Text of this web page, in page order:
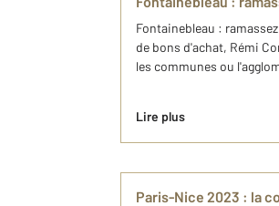
Fontainebleau :
de bons d'achat, Rémi
les communes ou
Lire plus
Paris-Nice 2023 : la